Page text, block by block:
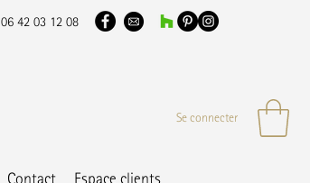
06 42 03 12 08
Se connecter
Contact Espace clients